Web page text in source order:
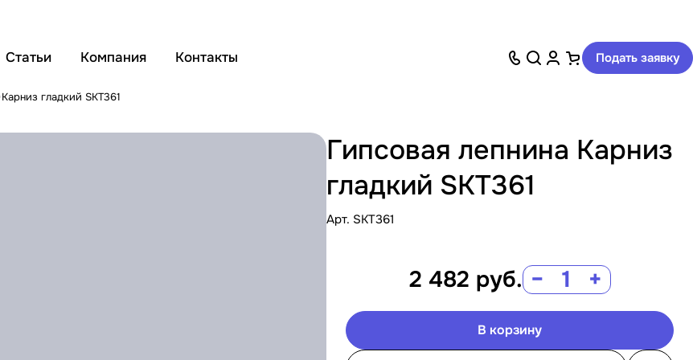
Статьи Компания Контакты Подать заявку
Карниз гладкий SKT361
Гипсовая лепнина Карниз
гладкий SKT361
Арт. SKT361
2 482 руб. − +
В корзину